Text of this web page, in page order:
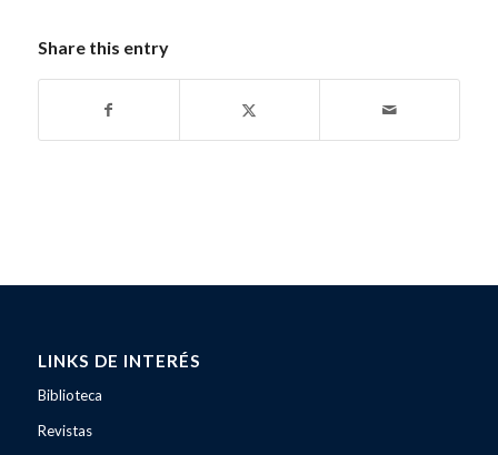
Share this entry
LINKS DE INTERÉS
Biblioteca
Revistas